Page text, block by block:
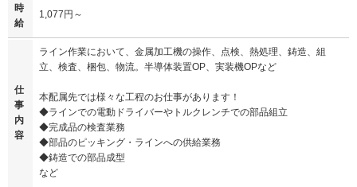
時
給
1,077円～
仕
事
内
容
ライン作業において、金属加工機の操作、点検、熱処理、鋳造、組
立、検査、梱包、物流。半導体装置OP、実装機OPなど
本配属先では様々な工程のお仕事があります！
◆ラインでの電動ドライバーやトルクレンチでの部品組立
◆完成品の検査業務
◆部品のピッキング・ラインへの供給業務
◆鋳造での部品成型
など